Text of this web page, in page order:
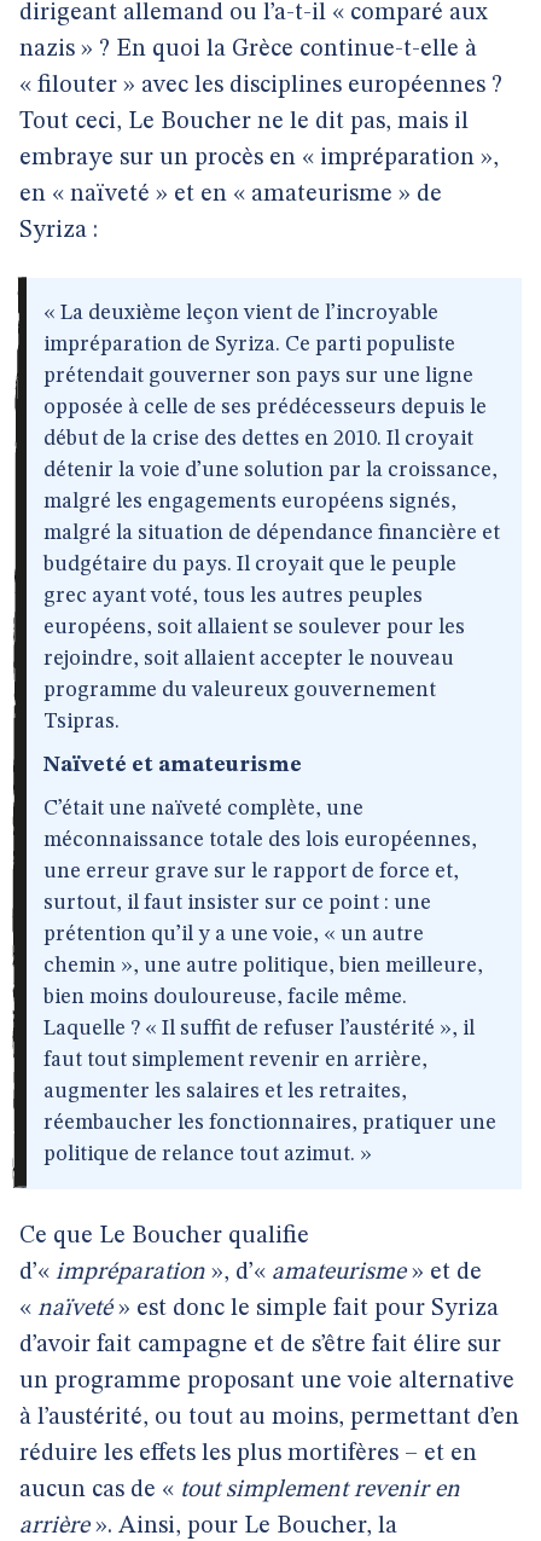
dirigeant allemand ou l’a-t-il « comparé aux
nazis » ? En quoi la Grèce continue-t-elle à
« filouter » avec les disciplines européennes ?
Tout ceci, Le Boucher ne le dit pas, mais il
embraye sur un procès en « impréparation »,
en « naïveté » et en « amateurisme » de
Syriza :
« La deuxième leçon vient de l’incroyable
impréparation de Syriza. Ce parti populiste
prétendait gouverner son pays sur une ligne
opposée à celle de ses prédécesseurs depuis le
début de la crise des dettes en 2010. Il croyait
détenir la voie d’une solution par la croissance,
malgré les engagements européens signés,
malgré la situation de dépendance financière et
budgétaire du pays. Il croyait que le peuple
grec ayant voté, tous les autres peuples
européens, soit allaient se soulever pour les
rejoindre, soit allaient accepter le nouveau
programme du valeureux gouvernement
Tsipras.
Naïveté et amateurisme
C’était une naïveté complète, une
méconnaissance totale des lois européennes,
une erreur grave sur le rapport de force et,
surtout, il faut insister sur ce point : une
prétention qu’il y a une voie, « un autre
chemin », une autre politique, bien meilleure,
bien moins douloureuse, facile même.
Laquelle ? « Il suffit de refuser l’austérité », il
faut tout simplement revenir en arrière,
augmenter les salaires et les retraites,
réembaucher les fonctionnaires, pratiquer une
politique de relance tout azimut. »
Ce que Le Boucher qualifie
d’« impréparation », d’« amateurisme» et de
« naïveté» est donc le simple fait pour Syriza
d’avoir fait campagne et de s’être fait élire sur
un programme proposant une voie alternative
à l’austérité, ou tout au moins, permettant d’en
réduire les effets les plus mortifères – et en
aucun cas de « tout simplement revenir en
arrière». Ainsi, pour Le Boucher, la